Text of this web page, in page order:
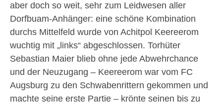
aber doch so weit, sehr zum Leidwesen aller
Dorfbuam-Anhänger: eine schöne Kombination
durchs Mittelfeld wurde von Achitpol Keereerom
wuchtig mit „links“ abgeschlossen. Torhüter
Sebastian Maier blieb ohne jede Abwehrchance
und der Neuzugang – Keereerom war vom FC
Augsburg zu den Schwabenrittern gekommen und
machte seine erste Partie – krönte seinen bis zu